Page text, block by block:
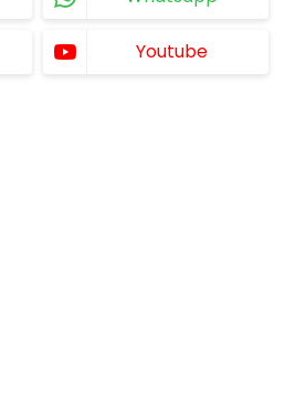
Youtube